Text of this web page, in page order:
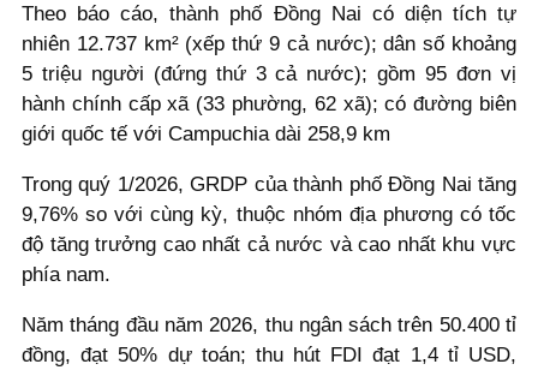
Theo báo cáo, thành phố Đồng Nai có diện tích tự
nhiên 12.737 km² (xếp thứ 9 cả nước); dân số khoảng
5 triệu người (đứng thứ 3 cả nước); gồm 95 đơn vị
hành chính cấp xã (33 phường, 62 xã); có đường biên
giới quốc tế với Campuchia dài 258,9 km
Trong quý 1/2026, GRDP của thành phố Đồng Nai tăng
9,76% so với cùng kỳ, thuộc nhóm địa phương có tốc
độ tăng trưởng cao nhất cả nước và cao nhất khu vực
phía nam.
Năm tháng đầu năm 2026, thu ngân sách trên 50.400 tỉ
đồng, đạt 50% dự toán; thu hút FDI đạt 1,4 tỉ USD,